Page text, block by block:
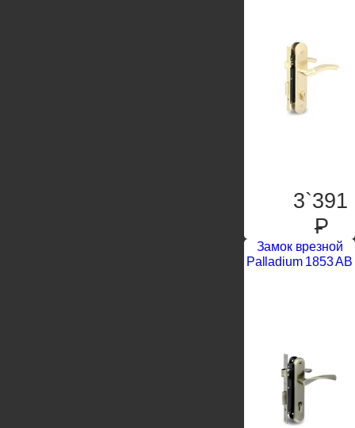
3`391
P
Замок врезной
Palladium 1853 AB